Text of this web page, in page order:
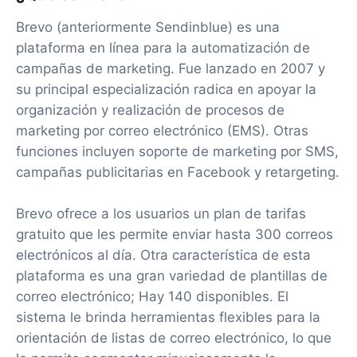
Brevo (anteriormente Sendinblue) es una
plataforma en línea para la automatización de
campañas de marketing. Fue lanzado en 2007 y
su principal especialización radica en apoyar la
organización y realización de procesos de
marketing por correo electrónico (EMS). Otras
funciones incluyen soporte de marketing por SMS,
campañas publicitarias en Facebook y retargeting.
Brevo ofrece a los usuarios un plan de tarifas
gratuito que les permite enviar hasta 300 correos
electrónicos al día. Otra característica de esta
plataforma es una gran variedad de plantillas de
correo electrónico; Hay 140 disponibles. El
sistema le brinda herramientas flexibles para la
orientación de listas de correo electrónico, lo que